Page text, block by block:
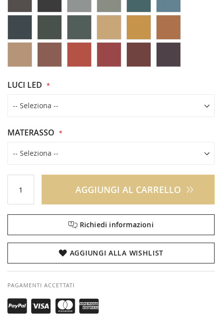
LUCI LED
MATERASSO
AGGIUNGI AL CARRELLO
Richiedi informazioni
AGGIUNGI ALLA WISHLIST
PAGAMENTI ACCETTATI